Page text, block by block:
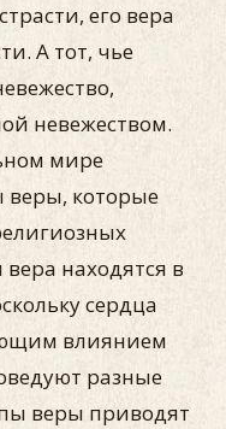
его вера
А тот, чье
невежеством.
мире
которые
находятся в
сердца
влиянием
разные
веры приводят